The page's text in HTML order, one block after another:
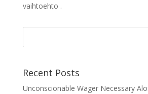
vaihtoehto .
Recent Posts
Unconscionable Wager Necessary